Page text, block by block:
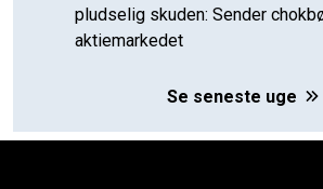
pludselig skuden: Sender
aktiemarkedet
Se seneste uge